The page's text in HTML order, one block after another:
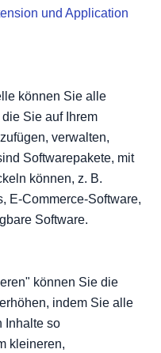
und Application
können Sie alle
Sie auf Ihrem
verwalten,
Softwarepakete, mit
können, z. B.
E-Commerce-Software,
Software.
können Sie die
indem Sie alle
Inhalte so
kleineren,